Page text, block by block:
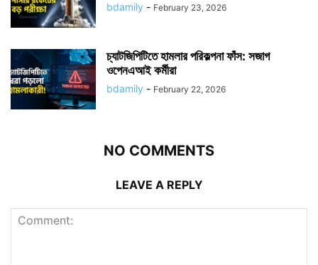
bdamily - February 23, 2026
চ্যাটজিপিটিতে হামলার পরিকল্পনা ফাঁস: সজাগ
ওপেনএআই কর্মীরা
bdamily - February 22, 2026
NO COMMENTS
LEAVE A REPLY